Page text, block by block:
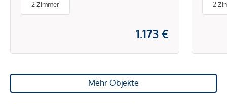
2 Zimmer
1.173 €
2
Mehr Objekte